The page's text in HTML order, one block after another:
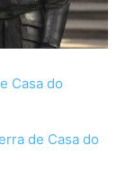
Casa do
de Casa do